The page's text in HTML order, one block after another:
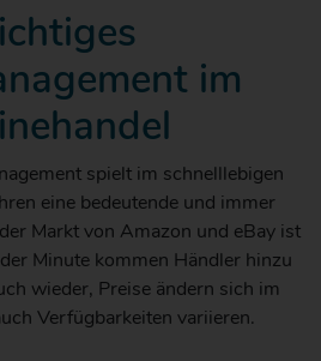
im
spielt im schnelllebigen
eine bedeutende und immer
Markt von Amazon und eBay ist
Minute kommen Händler hinzu
wieder, Preise ändern sich im
Verfügbarkeiten variieren.